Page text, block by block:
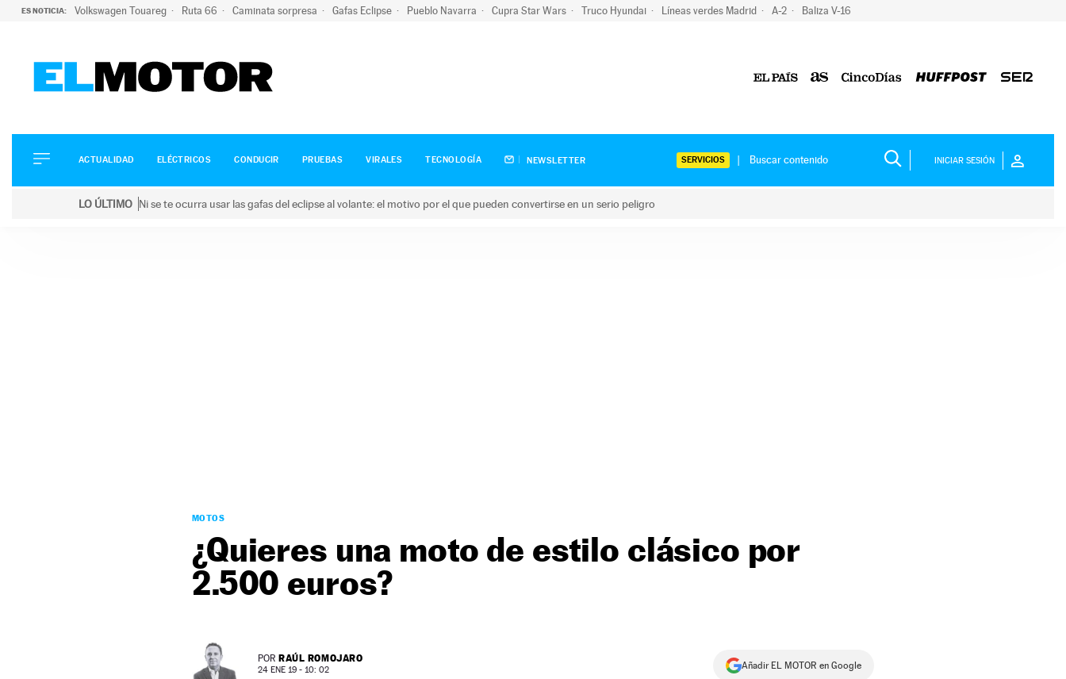
ES NOTICIA: Volkswagen Touareg Ruta 66 Caminata sorpresa Gafas Eclipse Pueblo Navarra Cupra Star Wars Truco Hyundai Líneas verdes Madrid A-2 Baliza V-16
ELÉCTRICOS
CONDUCIR
ACTUALIDAD ELÉCTRICOS CONDUCIR PRUEBAS VIRALES TECNOLOGÍA NEWSLETTER SERVICIOS INICIAR SESIÓN
LO ÚLTIMO Ni se te ocurra usar las gafas del eclipse al volante: el motivo por el que pueden convertirse en un serio peligro
MOTOS
¿Quieres una moto de estilo clásico por
2.500 euros?
POR RAÚL ROMOJARO
24 ENE 19 - 10: 02 Añadir EL MOTOR en Google